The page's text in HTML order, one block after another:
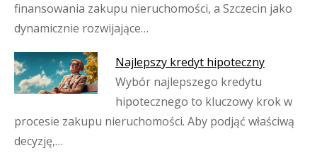
finansowania zakupu nieruchomości, a Szczecin jako
dynamicznie rozwijające…
Najlepszy kredyt hipoteczny
Wybór najlepszego kredytu
hipotecznego to kluczowy krok w
procesie zakupu nieruchomości. Aby podjąć właściwą
decyzję,…